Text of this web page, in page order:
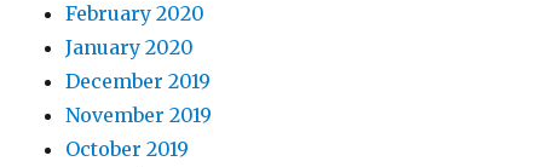
February 2020
January 2020
December 2019
November 2019
October 2019